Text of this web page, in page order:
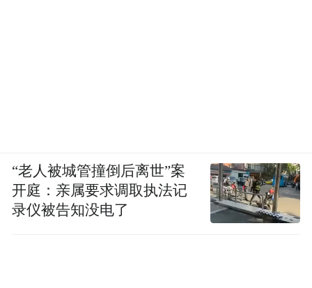
“老人被城管撞倒后离世”案
开庭：亲属要求调取执法记
录仪被告知没电了